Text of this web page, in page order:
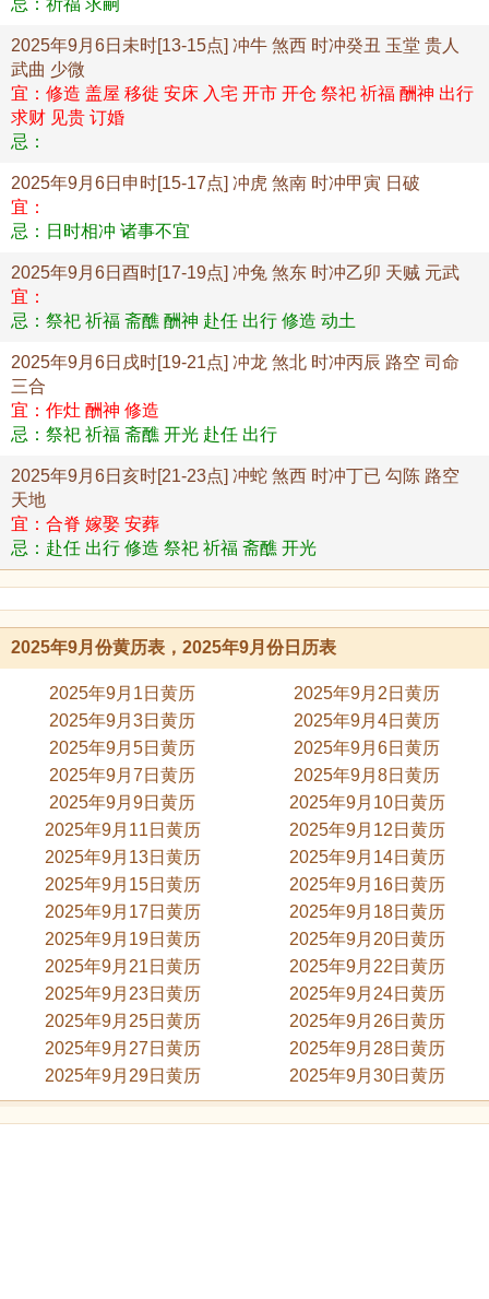
忌：祈福 求嗣
2025年9月6日未时[13-15点] 冲牛 煞西 时冲癸丑 玉堂 贵人
武曲 少微
宜：修造 盖屋 移徙 安床 入宅 开市 开仓 祭祀 祈福 酬神 出行
求财 见贵 订婚
忌：
2025年9月6日申时[15-17点] 冲虎 煞南 时冲甲寅 日破
宜：
忌：日时相冲 诸事不宜
2025年9月6日酉时[17-19点] 冲兔 煞东 时冲乙卯 天贼 元武
宜：
忌：祭祀 祈福 斋醮 酬神 赴任 出行 修造 动土
2025年9月6日戌时[19-21点] 冲龙 煞北 时冲丙辰 路空 司命
三合
宜：作灶 酬神 修造
忌：祭祀 祈福 斋醮 开光 赴任 出行
2025年9月6日亥时[21-23点] 冲蛇 煞西 时冲丁已 勾陈 路空
天地
宜：合脊 嫁娶 安葬
忌：赴任 出行 修造 祭祀 祈福 斋醮 开光
2025年9月份黄历表，2025年9月份日历表
2025年9月1日黄历
2025年9月2日黄历
2025年9月3日黄历
2025年9月4日黄历
2025年9月5日黄历
2025年9月6日黄历
2025年9月7日黄历
2025年9月8日黄历
2025年9月9日黄历
2025年9月10日黄历
2025年9月11日黄历
2025年9月12日黄历
2025年9月13日黄历
2025年9月14日黄历
2025年9月15日黄历
2025年9月16日黄历
2025年9月17日黄历
2025年9月18日黄历
2025年9月19日黄历
2025年9月20日黄历
2025年9月21日黄历
2025年9月22日黄历
2025年9月23日黄历
2025年9月24日黄历
2025年9月25日黄历
2025年9月26日黄历
2025年9月27日黄历
2025年9月28日黄历
2025年9月29日黄历
2025年9月30日黄历